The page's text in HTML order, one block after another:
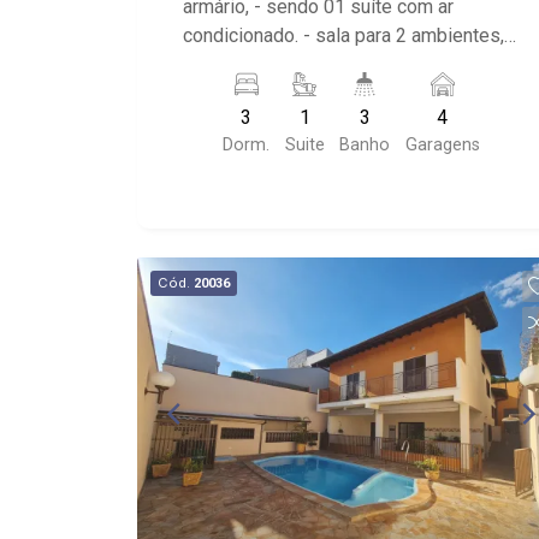
armário, - sendo 01 suíte com ar
condicionado. - sala para 2 ambientes, -
cozinha planeja, - roupeiro, - área de
serviço, - garagem para 4 automóveis. -
varanda gourmet - quintal
3
Dorm.
1
Suite
3
Banho
4
Garagens
Cód. 20036